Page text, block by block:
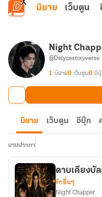
ข้ามไปยังเนื้อหาหลัก
นิยาย เว็บตูน
Night
@Delycestoryverse
1 นิยาย0 เว็บตูน0 อีบุ๊
นิยาย เว็บตูน อีบุ๊ก
นามปากกา
ดาบเคียงบั
รักอื่นๆ
Night Chapper